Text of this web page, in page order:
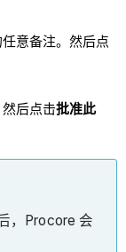
意备注。然后点
后点击批准此
，Procore 会